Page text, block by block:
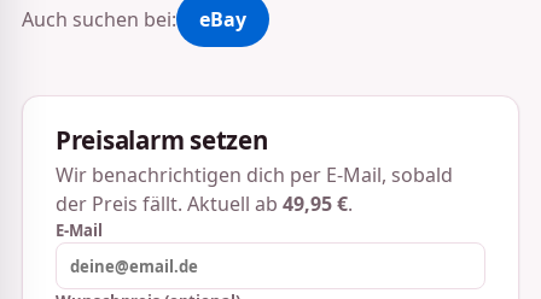
Auch suchen bei: eBay
Preisalarm setzen
Wir benachrichtigen dich per E-Mail, sobald
der Preis fällt. Aktuell ab 49,95 €.
E-Mail